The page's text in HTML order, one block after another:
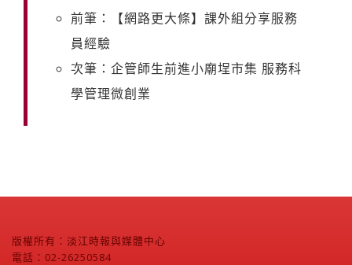
前筆：【網路更大條】課外組分享服務
員經驗
次筆：企管師生前進小廟埕市集 服務科
學管理微創業
版權所有：淡江時報與媒體中心
電話：02-26250584